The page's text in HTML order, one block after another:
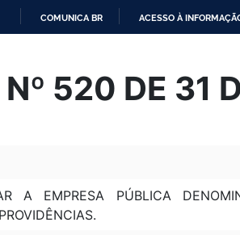
O
CONTEÚDO
COMUNICA BR ACESSO À
520 DE 31
A EMPRESA PÚBLICA